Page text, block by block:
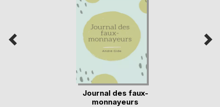
Journal des faux-
monnayeurs